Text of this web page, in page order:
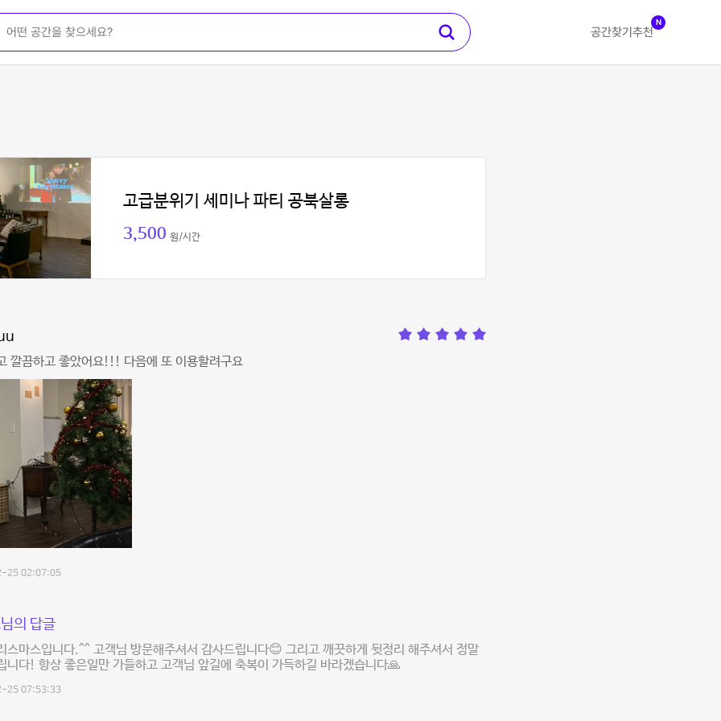
공간찾기 추천
N
고급분위기 세미나 파티 공북살롱
3,500 원/시간
깔끔하고 좋았어요!!! 다음에 또 이용할려구요
25 02:07:05
의 답글
스마스입니다.^^ 고객님 방문해주셔서 감사드립니다😊 그리고 깨끗하게 뒷정리 해주셔서 정말
니다! 항상 좋은일만 가들하고 고객님 앞길에 축복이 가득하길 바라겠습니다🙏
25 07:53:33